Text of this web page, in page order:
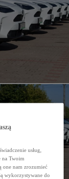
usług,
na Twoim
one nam zrozumieć
wykorzystywane do